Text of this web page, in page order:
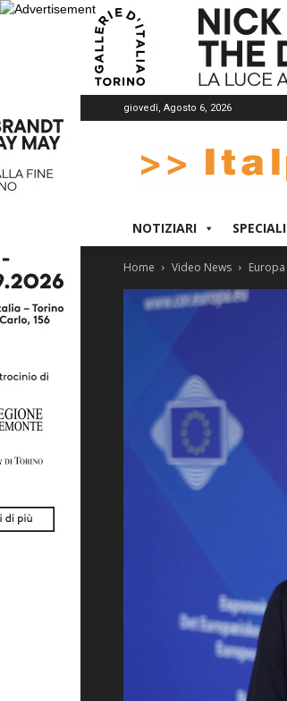
giovedì, Agosto 6, 2026
NOTIZIARI SPECIALI
Home Video News Europa